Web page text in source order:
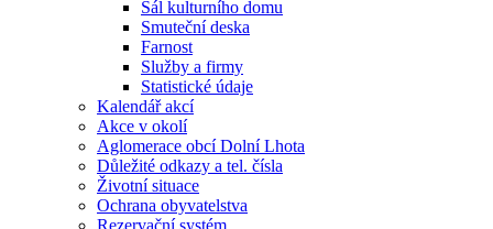
Sál kulturního domu
Smuteční deska
Farnost
Služby a firmy
Statistické údaje
Kalendář akcí
Akce v okolí
Aglomerace obcí Dolní Lhota
Důležité odkazy a tel. čísla
Životní situace
Ochrana obyvatelstva
Rezervační systém